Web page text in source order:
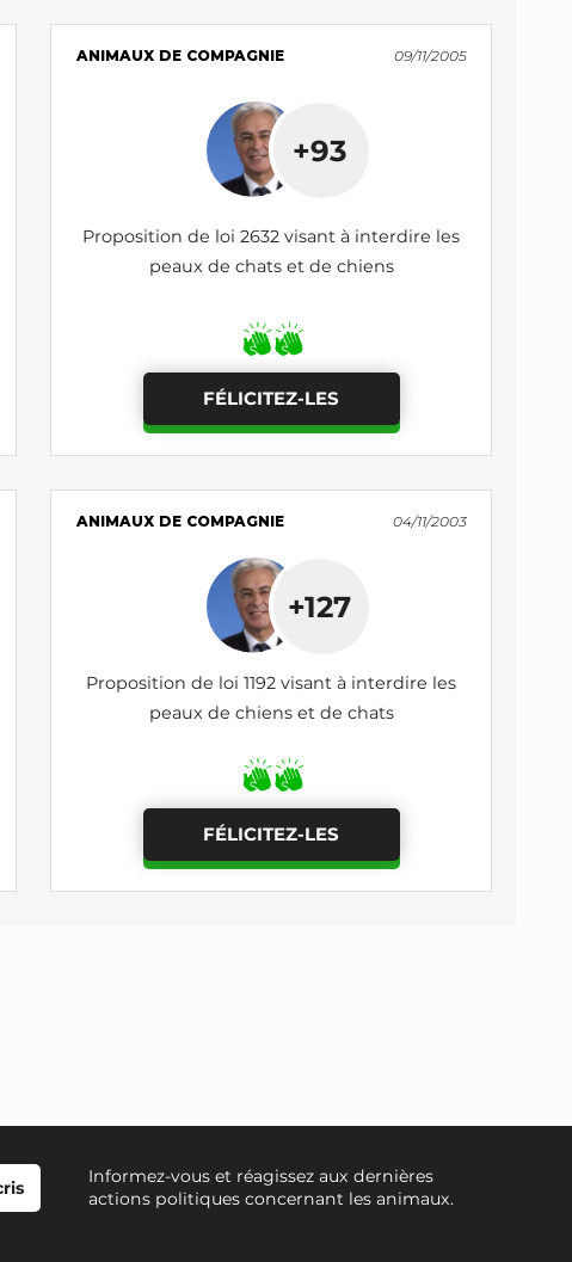
ANIMAUX DE COMPAGNIE 09/11/2005
+93
Proposition de loi 2632 visant à interdire les
peaux de chats et de chiens
FÉLICITEZ-LES
ANIMAUX DE COMPAGNIE 04/11/2003
+127
Proposition de loi 1192 visant à interdire les
peaux de chiens et de chats
FÉLICITEZ-LES
Informez-vous et réagissez aux dernières
actions politiques concernant les animaux.